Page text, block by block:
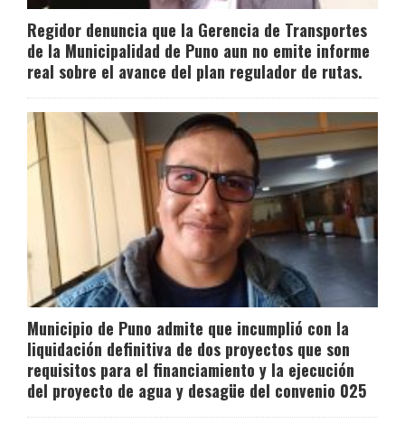
Regidor denuncia que la Gerencia de Transportes
de la Municipalidad de Puno aun no emite informe
real sobre el avance del plan regulador de rutas.
Municipio de Puno admite que incumplió con la
liquidación definitiva de dos proyectos que son
requisitos para el financiamiento y la ejecución
del proyecto de agua y desagüe del convenio 025